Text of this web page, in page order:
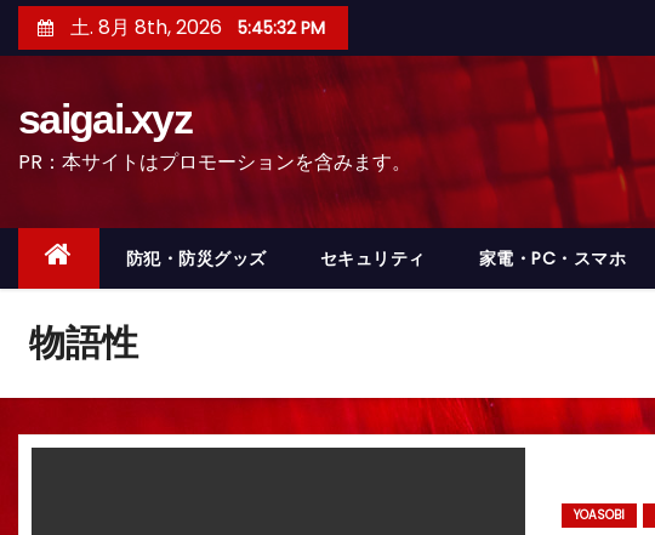
ン
ッ
土. 8月 8th, 2026 5:45:35 PM
saigai.xyz
PR：本サイトはプロモーションを含みます。
防犯・防災グッズ セキュリティ 家電・PC・スマホ
物語性
YOASOBI